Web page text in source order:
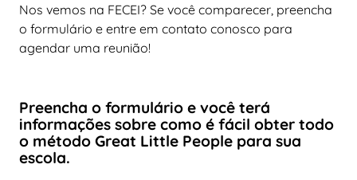
Nos vemos na FECEI? Se você comparecer, preencha
o formulário e entre em contato conosco para
agendar uma reunião!
Preencha o formulário e você terá
informações sobre como é fácil obter todo
o método Great Little People para sua
escola.